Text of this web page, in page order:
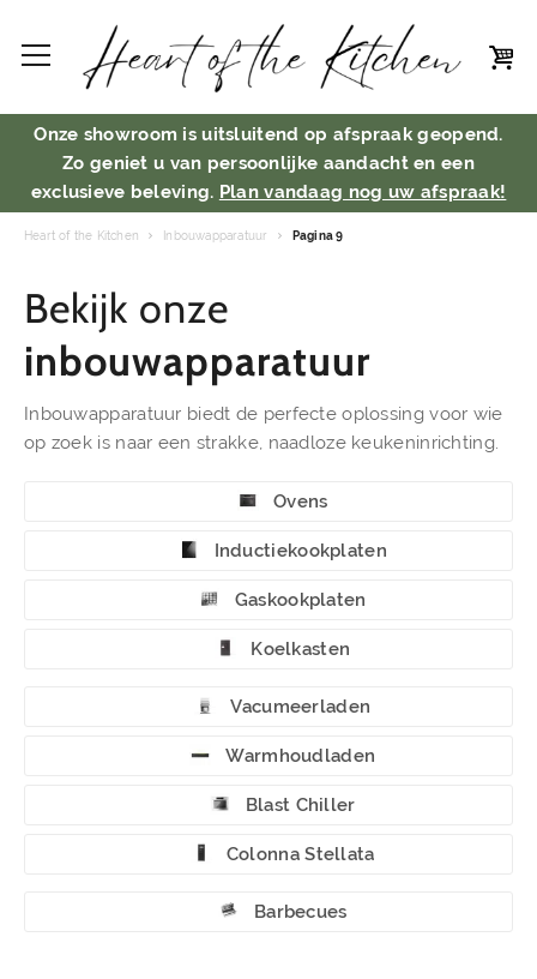
Onze showroom is uitsluitend op afspraak geopend.
Zo geniet u van persoonlijke aandacht en een
exclusieve beleving. Plan vandaag nog uw afspraak!
Heart of the Kitchen Inbouwapparatuur Pagina 9
Bekijk onze
inbouwapparatuur
Inbouwapparatuur biedt de perfecte oplossing voor wie
op zoek is naar een strakke, naadloze keukeninrichting.
Ovens
Inductiekookplaten
Gaskookplaten
Koelkasten
Vacumeerladen
Warmhoudladen
Blast Chiller
Colonna Stellata
Barbecues